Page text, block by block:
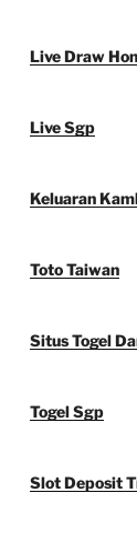
Live Draw
Live Sgp
Keluaran
Toto Taiwan
Situs Togel
Togel Sgp
Slot Deposit